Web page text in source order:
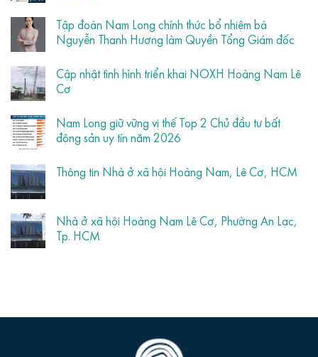
Tập đoàn Nam Long chính thức bổ nhiệm bà
Nguyễn Thanh Hương làm Quyền Tổng Giám đốc
Cập nhật tình hình triển khai NOXH Hoàng Nam Lê
Cơ
Nam Long giữ vững vị thế Top 2 Chủ đầu tư bất
động sản uy tín năm 2026
Thông tin Nhà ở xã hội Hoàng Nam, Lê Cơ, HCM
Nhà ở xã hội Hoàng Nam Lê Cơ, Phường An Lạc,
Tp. HCM